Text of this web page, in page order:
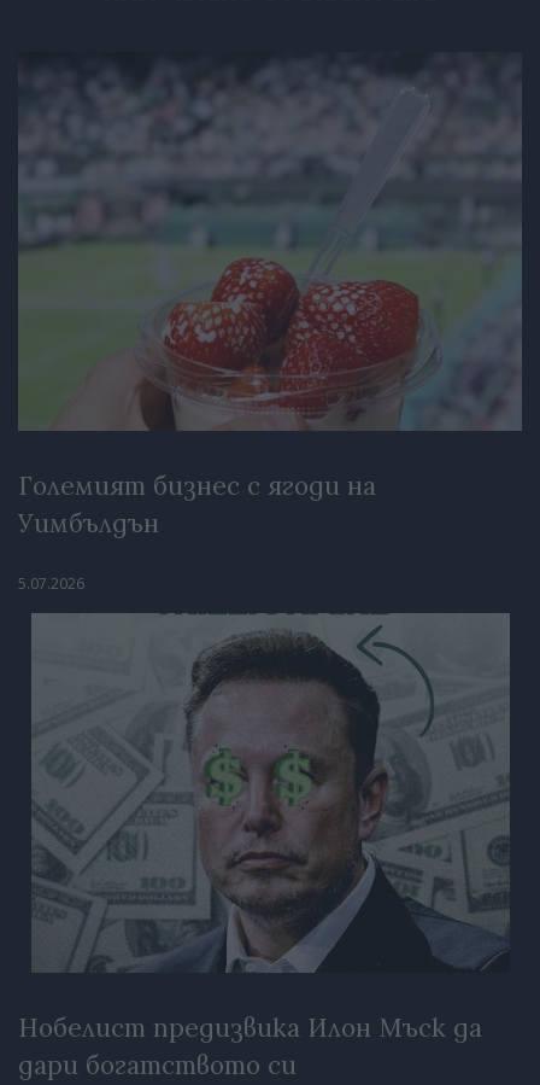
Големият бизнес с ягоди на
Уимбълдън
5.07.2026
Нобелист предизвика Илон Мъск да
дари богатството си